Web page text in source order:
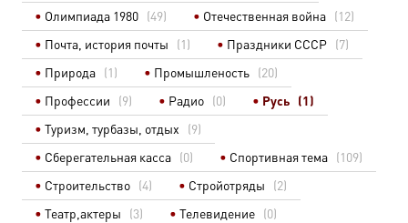
Олимпиада 1980 (49) Отечественная война (12)
Почта, история почты
(1) Праздники СССР (7)
Природа (1) Промышленость (20)
Профессии
(9) Радио (0) Русь (1)
Туризм, турбазы, отдых
(9)
Сберегательная касса (0) Спортивная тема (109)
Строительство (4) Стройотряды
(2)
Театр,актеры
(3) Телевидение (0)